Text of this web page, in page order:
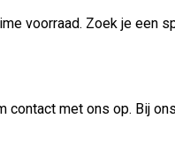
voorraad. Zoek je
contact met ons op. Bij